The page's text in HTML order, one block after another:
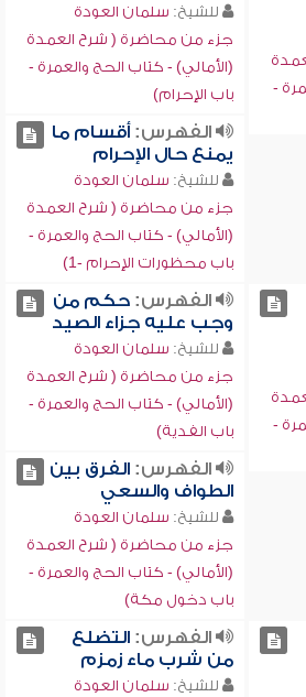
-
للشيخ: سلمان العودة
جزء من محاضرة ( شرح العمدة
(الأمالي) - كتاب الحج والعمرة -
باب الإحرام)
الفهرس:أقسام ما
يمنع حال الإحرام
للشيخ: سلمان العودة
جزء من محاضرة ( شرح العمدة
(الأمالي) - كتاب الحج والعمرة -
باب محظورات الإحرام -1)
-
الفهرس:حكم من
وجب عليه جزاء الصيد
للشيخ: سلمان العودة
جزء من محاضرة ( شرح العمدة
(الأمالي) - كتاب الحج والعمرة -
باب الفدية)
الفهرس:الفرق بين
الطواف والسعي
للشيخ: سلمان العودة
جزء من محاضرة ( شرح العمدة
(الأمالي) - كتاب الحج والعمرة -
باب دخول مكة)
الفهرس:التضلع
من شرب ماء زمزم
للشيخ: سلمان العودة